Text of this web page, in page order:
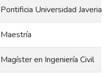
Pontificia Universidad
Maestría
Magíster en Ingeniería Civil